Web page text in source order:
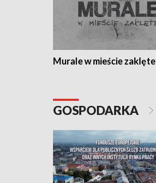
Murale w mieście zaklęte
GOSPODARKA